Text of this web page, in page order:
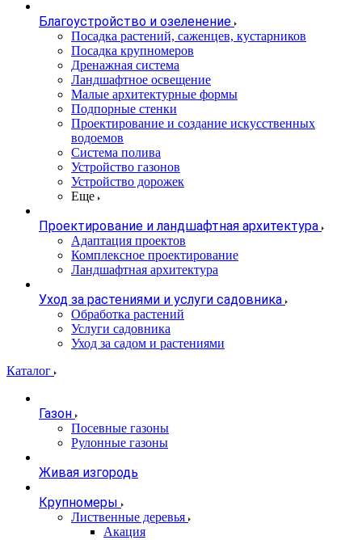
Благоустройство и озеленение
Посадка растений, саженцев, кустарников
Посадка крупномеров
Дренажная система
Ландшафтное освещение
Малые архитектурные формы
Подпорные стенки
Проектирование и создание искусственных
водоемов
Система полива
Устройство газонов
Устройство дорожек
Еще
Проектирование и ландшафтная архитектура
Адаптация проектов
Комплексное проектирование
Ландшафтная архитектура
Уход за растениями и услуги садовника
Обработка растений
Услуги садовника
Уход за садом и растениями
Каталог
Газон
Посевные газоны
Рулонные газоны
Живая изгородь
Крупномеры
Лиственные деревья
Акация